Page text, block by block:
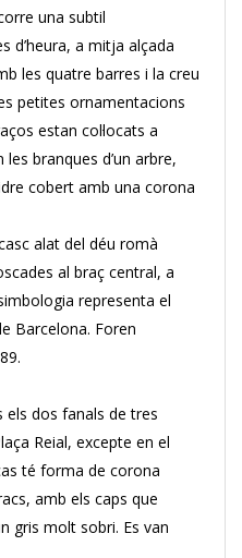
una subtil
d’heura, a mitja alçada
les quatre barres i la creu
petites ornamentacions
estan col·locats a
branques d’un arbre,
cobert amb una corona
alat del déu romà
al braç central, a
representa el
Barcelona. Foren
els dos fanals de tres
Reial, excepte en el
té forma de corona
amb els caps que
gris molt sobri. Es van